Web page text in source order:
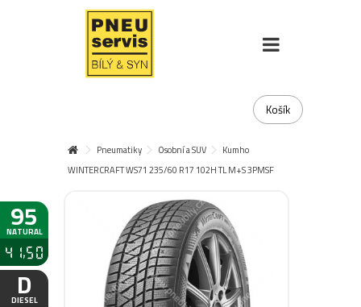
95
NATURAL
41,50
D
DIESEL
Košík
Pneumatiky Osobní a SUV
Kumho
WINTERCRAFT WS71 235/60 R17 102H TL M+S 3PMSF